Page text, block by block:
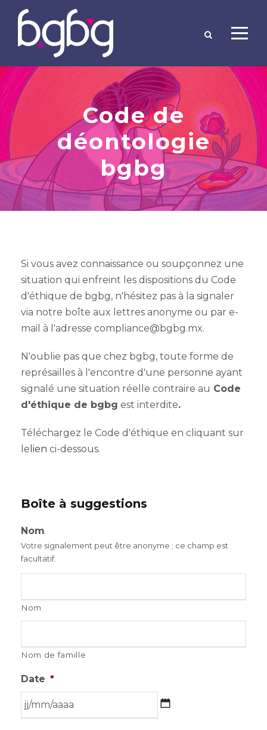
Code de
déontologie
bgbg
Si vous avez connaissance ou soupçonnez une
situation qui enfreint les dispositions du Code
d'éthique de bgbg, n'hésitez pas à la signaler
via notre boîte aux lettres anonyme ou par e-
mail à l'adresse compliance@bgbg.mx.
N'oublie pas que chez bgbg, toute forme de
représailles à l'encontre d'une personne ayant
signalé une situation réelle contraire au Code
d'éthique de bgbg est interdite.
Téléchargez le Code d'éthique en cliquant sur
le lien ci-dessous.
Boîte à suggestions
Nom
Votre signalement peut être anonyme ; ce champ est
facultatif.
Nom
Nom de famille
Date *